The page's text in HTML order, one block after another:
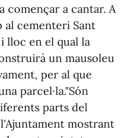
començar a cantar. A
al cementeri Sant
lloc en el qual la
un mausoleu
per al que
parcel·la."Són
parts del
mostrant